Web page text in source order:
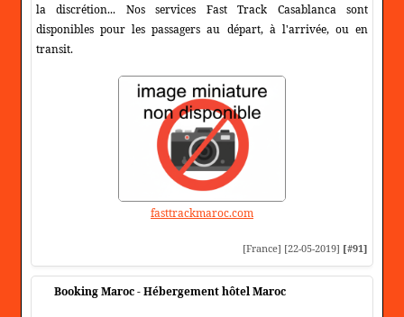
la discrétion... Nos services Fast Track Casablanca sont
disponibles pour les passagers au départ, à l'arrivée, ou en
transit.
fasttrackmaroc.com
[France] [22-05-2019] [#91]
Booking Maroc - Hébergement hôtel Maroc